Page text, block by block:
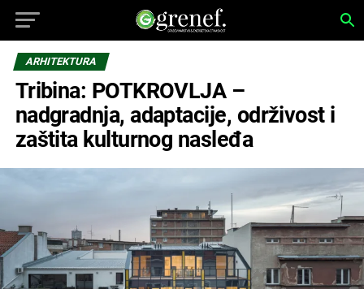
ARHITEKTURA
Tribina: ​POTKROVLJA –
nadgradnja, adaptacije, održivost i
zaštita kulturnog nasleđa